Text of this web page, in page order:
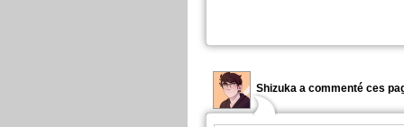
Shizuka a commenté ces